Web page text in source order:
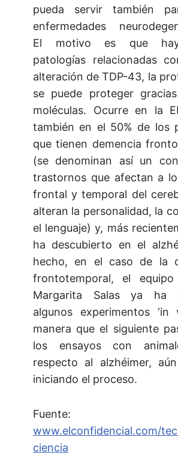
pueda servir también
enfermedades
El motivo es que
patologías relacionadas
alteración de TDP-43, la
se puede proteger
moléculas. Ocurre en la
también en el 50% de los
que tienen demencia
(se denominan así un
trastornos que afectan a
frontal y temporal del
alteran la personalidad, la
el lenguaje) y, más
ha descubierto en el
hecho, en el caso de la
frontotemporal, el
Margarita Salas ya ha
algunos experimentos ‘in
manera que el siguiente
los ensayos con
respecto al alzhéimer,
iniciando el proceso.
Fuente:
www.elconfidencial.com/
ciencia